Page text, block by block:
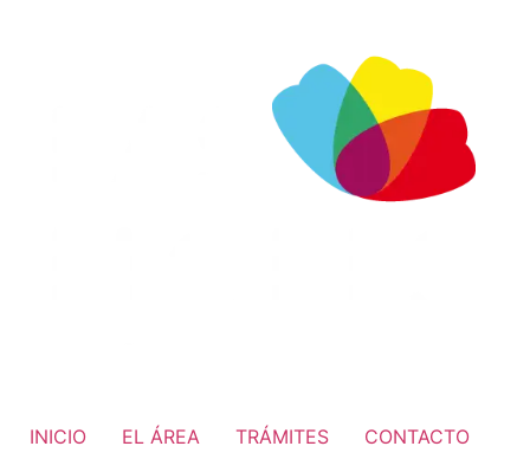
INICIO EL ÁREA TRÁMITES CONTACTO